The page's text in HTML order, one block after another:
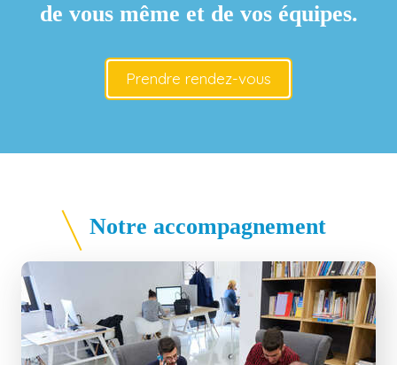
de vous même et de vos équipes.
Prendre rendez-vous
Notre accompagnement